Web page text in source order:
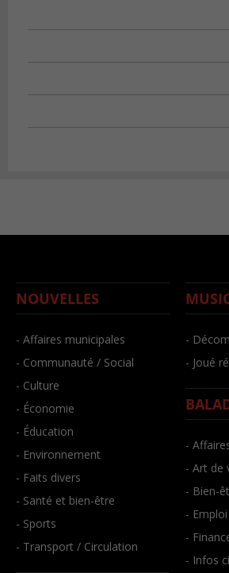
NOUVELLES
- Affaires municipales
- Communauté / Social
- Culture
- Économie
- Éducation
- Environnement
- Faits divers
- Santé et bien-être
- Sports
- Transport / Circulation
-
- Joué
-
- Art de
- Bien-
- Emploi
-
- Infos